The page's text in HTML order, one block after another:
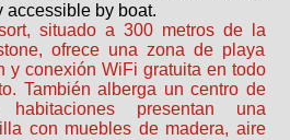
accessible by boat.
situado a 300 metros de la
ofrece una zona de playa
y conexión WiFi gratuita en todo
También alberga un centro de
presentan una
con muebles de madera, aire